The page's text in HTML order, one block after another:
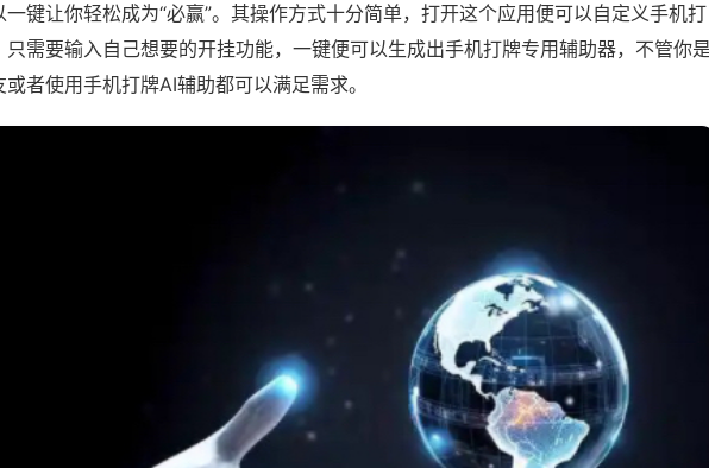
键让你轻松成为“必赢”。其操作方式十分简单，打开这个应用便可以自定义手机打
只需要输入自己想要的开挂功能，一键便可以生成出手机打牌专用辅助器，不管你是
者使用手机打牌AI辅助都可以满足需求。